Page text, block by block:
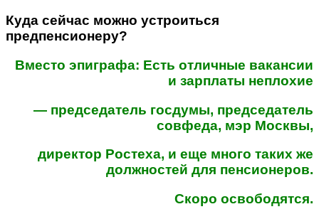
Куда сейчас можно устроиться
предпенсионеру?
Вместо эпиграфа: Есть отличные вакансии
и зарплаты неплохие
— председатель госдумы, председатель
совфеда, мэр Москвы,
директор Ростеха, и еще много таких же
должностей для пенсионеров.
Скоро освободятся.